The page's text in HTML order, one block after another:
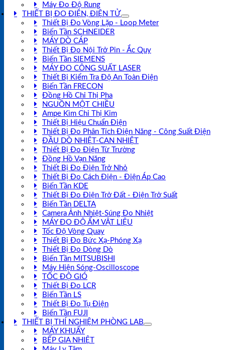
Máy Đo Độ Rung
THIẾT BỊ ĐO ĐIỆN, ĐIỆN TỬ
Thiết Bị Đo Vòng Lặp - Loop Meter
Biến Tần SCHNEIDER
MÁY DÒ CÁP
Thiết Bị Đo Nội Trở Pin - Ắc Quy
Biến Tần SIEMENS
MÁY ĐO CÔNG SUẤT LASER
Thiết Bị Kiểm Tra Độ An Toàn Điện
Biến Tần FRECON
Đồng Hồ Chỉ Thị Pha
NGUỒN MỘT CHIỀU
Ampe Kìm Chỉ Thị Kim
Thiết Bị Hiệu Chuẩn Điện
Thiết Bị Đo Phân Tích Điện Năng - Công Suất Điện
ĐẦU DÒ NHIỆT-CAN NHIỆT
Thiết Bị Đo Điện Từ Trường
Đồng Hồ Vạn Năng
Thiết Bị Đo Điện Trở Nhỏ
Thiết Bị Đo Cách Điện - Điện Áp Cao
Biến Tần KDE
Thiết Bị Đo Điện Trở Đất - Điện Trở Suất
Biến Tần DELTA
Camera Ảnh Nhiệt-Súng Đo Nhiệt
MÁY ĐO ĐỘ ẨM VẬT LIỆU
Tốc Độ Vòng Quay
Thiết Bị Đo Bức Xạ-Phóng Xạ
Thiết Bị Đo Dòng Dò
Biến Tần MITSUBISHI
Máy Hiện Sóng-Oscilloscope
TỐC ĐỘ GIÓ
Thiết Bị Đo LCR
Biến Tần LS
Thiết Bị Đo Tụ Điện
Biến Tần FUJI
THIẾT BỊ THÍ NGHIỆM PHÒNG LAB
MÁY KHUẤY
BẾP GIA NHIỆT